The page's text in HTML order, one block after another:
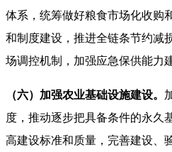
体系，统筹做好粮食市场化收购
和制度建设，推进全链条节约减
场调控机制，加强应急保供能力
（六）加强农业基础设施建设。
度，推动逐步把具备条件的永久
高建设标准和质量，完善建设、